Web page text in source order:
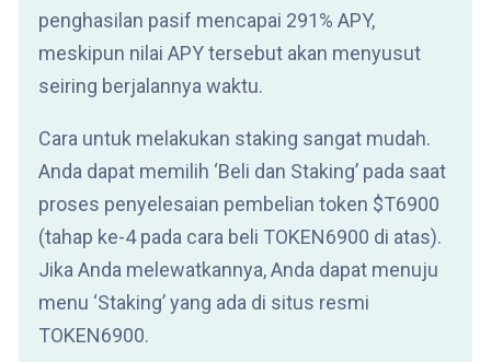
penghasilan pasif mencapai 291% APY,
meskipun nilai APY tersebut akan menyusut
seiring berjalannya waktu.
Cara untuk melakukan staking sangat mudah.
Anda dapat memilih ‘Beli dan Staking’ pada saat
proses penyelesaian pembelian token $T6900
(tahap ke-4 pada cara beli TOKEN6900 di atas).
Jika Anda melewatkannya, Anda dapat menuju
menu ‘Staking’ yang ada di situs resmi
TOKEN6900.